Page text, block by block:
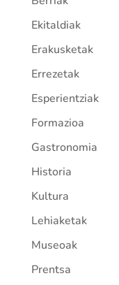
Ekitaldiak
Erakusketak
Errezetak
Esperientziak
Formazioa
Gastronomia
Historia
Kultura
Lehiaketak
Museoak
Prentsa